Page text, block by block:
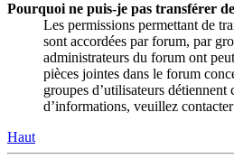
Pourquoi ne puis-je pas transférer
Les permissions permettant de
sont accordées par forum, par
administrateurs du forum ont
pièces jointes dans le forum
groupes d’utilisateurs
d’informations, veuillez
Haut